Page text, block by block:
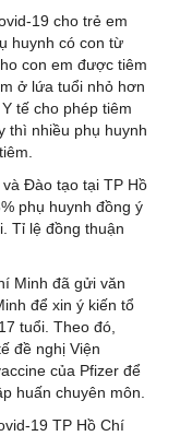
19 cho trẻ em
huynh có con từ
con em được tiêm
ở lứa tuổi nhỏ hơn
tế cho phép tiêm
thì nhiều phụ huynh
Đào tạo tại TP Hồ
phụ huynh đồng ý
Tỉ lệ đồng thuận
Minh đã gửi văn
để xin ý kiến tổ
tuổi. Theo đó,
đề nghị Viện
của Pfizer để
huấn chuyên môn.
19 TP Hồ Chí